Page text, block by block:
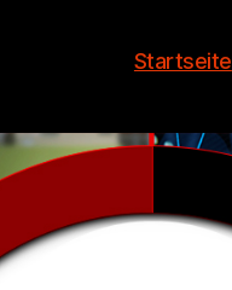
Startseite